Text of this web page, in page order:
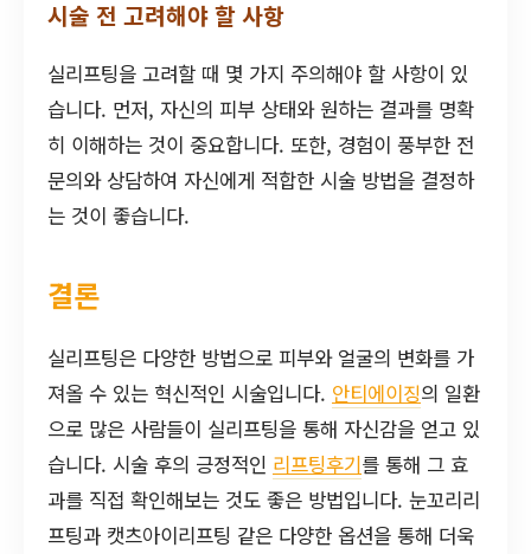
시술 전 고려해야 할 사항
실리프팅을 고려할 때 몇 가지 주의해야 할 사항이 있
습니다. 먼저, 자신의 피부 상태와 원하는 결과를 명확
히 이해하는 것이 중요합니다. 또한, 경험이 풍부한 전
문의와 상담하여 자신에게 적합한 시술 방법을 결정하
는 것이 좋습니다.
결론
실리프팅은 다양한 방법으로 피부와 얼굴의 변화를 가
져올 수 있는 혁신적인 시술입니다. 안티에이징의 일환
으로 많은 사람들이 실리프팅을 통해 자신감을 얻고 있
습니다. 시술 후의 긍정적인 리프팅후기를 통해 그 효
과를 직접 확인해보는 것도 좋은 방법입니다. 눈꼬리리
프팅과 캣츠아이리프팅 같은 다양한 옵션을 통해 더욱